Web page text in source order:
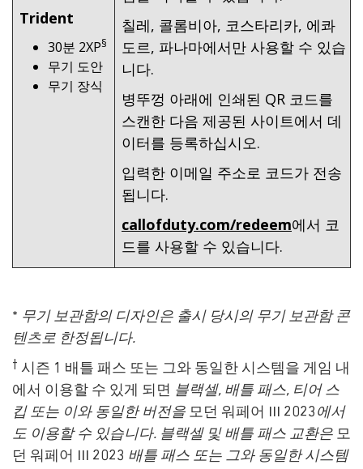
Trident
30분 2XP§
무기 도안
무기 장식
칠레, 콜롬비아, 코스타리카, 에콰
도르, 파나마에서만 사용할 수 있습
니다.
병뚜껑 아래에 인쇄된 QR 코드를
스캔한 다음 제공된 사이트에서 데
이터를 등록하십시오.
입력한 이메일 주소로 코드가 전송
됩니다.
callofduty.com/redeem에서 코
드를 사용할 수 있습니다.
* 무기 보관함의 디자인은 출시 당시의 무기 보관함 콘
텐츠로 한정됩니다.
† 시즌 1 배틀 패스 또는 그와 동일한 시스템을 게임 내
에서 이용할 수 있게 되면 블랙셀, 배틀 패스, 티어 스
킵 또는 이와 동일한 버전을 모던 워페어 III 2023 에서
도 이용할 수 있습니다. 블랙셀 및 배틀 패스 교환은 모
던 워페어 III 2023 배틀 패스 또는 그와 동일한 시스템